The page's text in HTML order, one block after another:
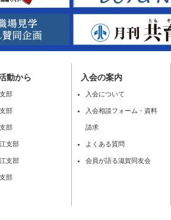
動から
部
部
部
支部
支部
部
入会の案内
入会について
入会相談フォーム・資料
請求
よくある質問
会員が語る滋賀同友会